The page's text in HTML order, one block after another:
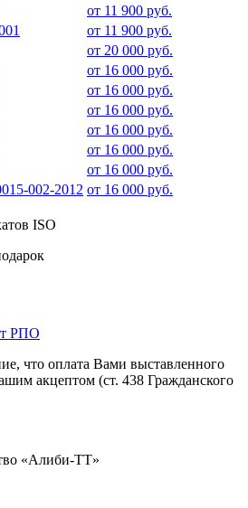
от 11 900 руб.
от 11 900 руб.
от 20 000 руб.
от 16 000 руб.
от 16 000 руб.
от 16 000 руб.
от 16 000 руб.
от 16 000 руб.
от 16 000 руб.
002-2012 от 16 000 руб.
ISO
РПО
что оплата Вами выставленного
акцептом (ст. 438 Гражданского
«Алиби-ТТ»